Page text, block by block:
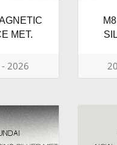
MET.
2026